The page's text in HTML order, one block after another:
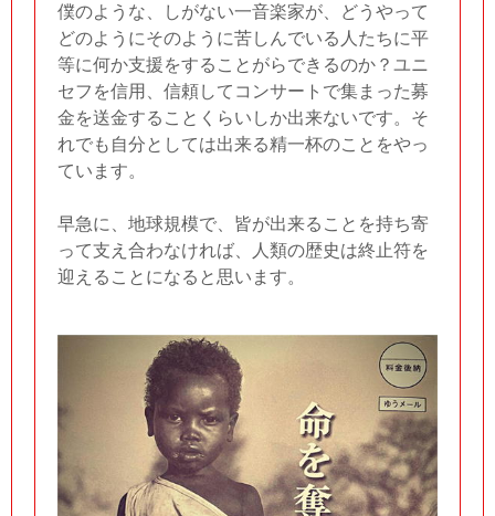
僕のような、しがない一音楽家が、どうやって
どのようにそのように苦しんでいる人たちに平
等に何か支援をすることがらできるのか？ユニ
セフを信用、信頼してコンサートで集まった募
金を送金することくらいしか出来ないです。そ
れでも自分としては出来る精一杯のことをやっ
ています。
早急に、地球規模で、皆が出来ることを持ち寄
って支え合わなければ、人類の歴史は終止符を
迎えることになると思います。